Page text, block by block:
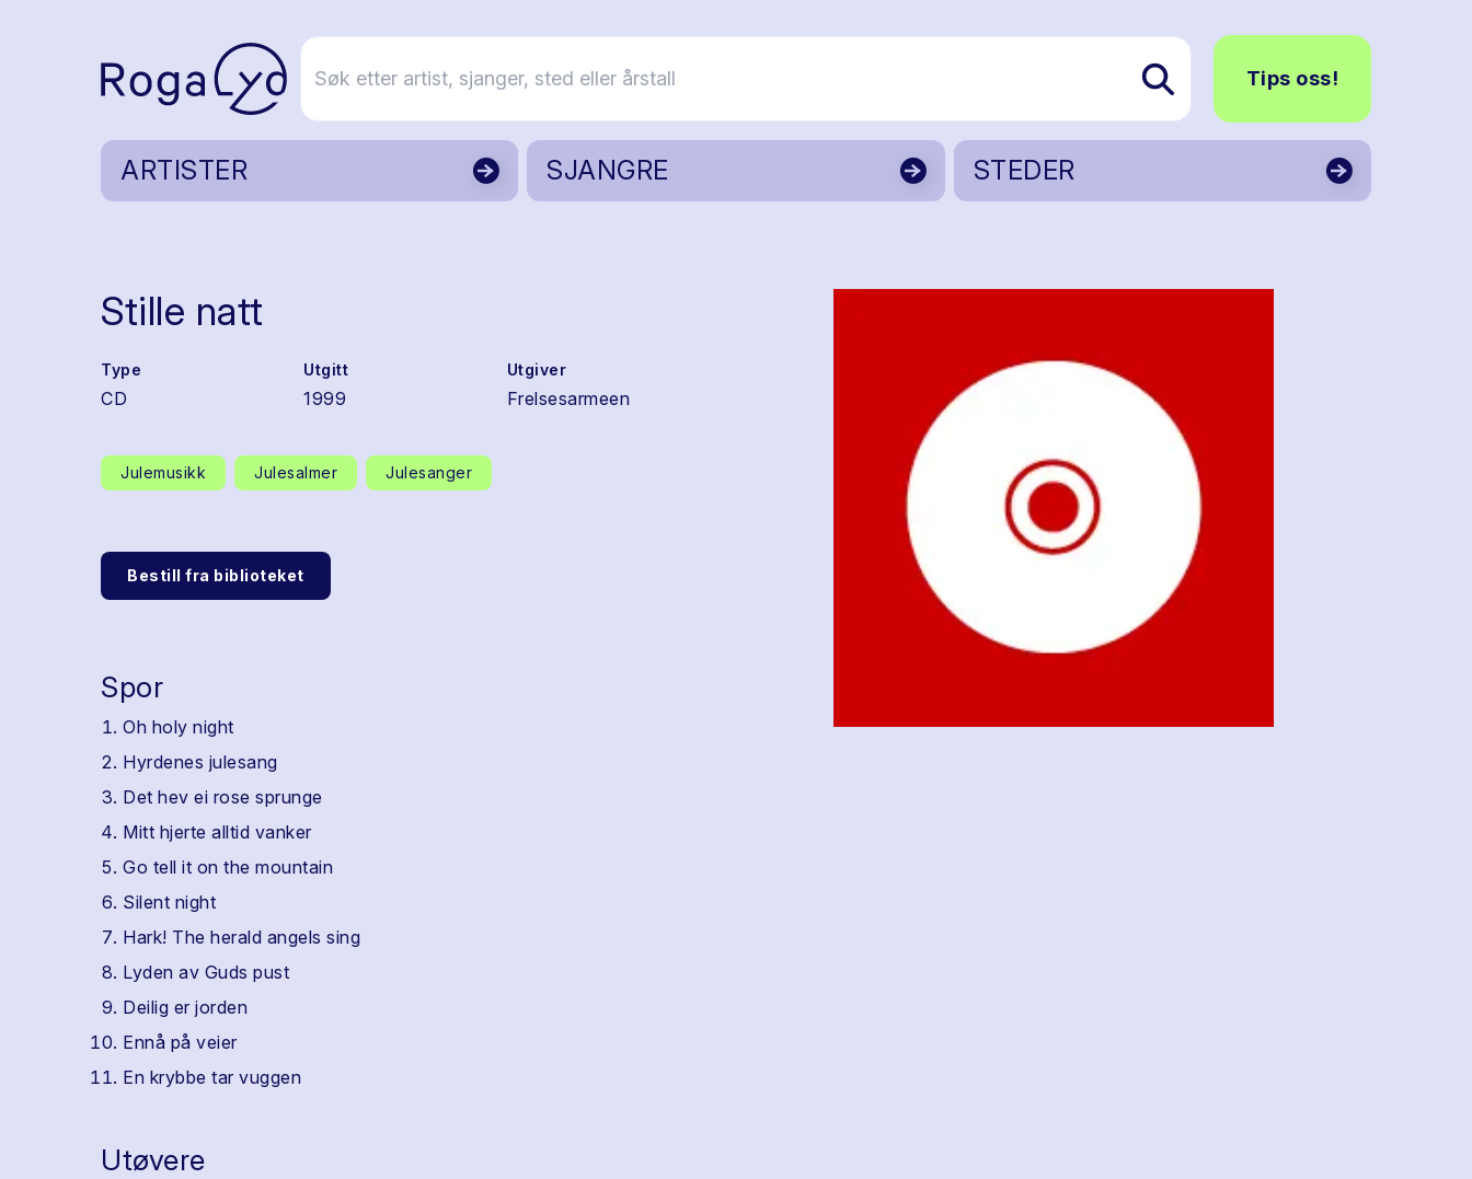
Tips oss!
ARTISTER SJANGRE STEDER
Stille natt
Type
CD
Utgitt
1999
Utgiver
Frelsesarmeen
Julemusikk Julesalmer Julesanger
Bestill fra biblioteket
Spor
Oh holy night
Hyrdenes julesang
Det hev ei rose sprunge
Mitt hjerte alltid vanker
Go tell it on the mountain
Silent night
Hark! The herald angels sing
Lyden av Guds pust
Deilig er jorden
Ennå på veier
En krybbe tar vuggen
Utøvere